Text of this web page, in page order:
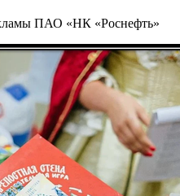
ПАО «НК «Роснефть»